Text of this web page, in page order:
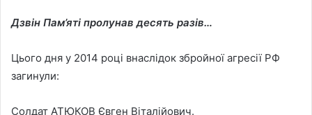
Дзвін Пам’яті пролунав десять разів…
Цього дня у 2014 році внаслідок збройної агресії РФ
загинули:
Солдат АТЮКОВ Євген Віталійович.